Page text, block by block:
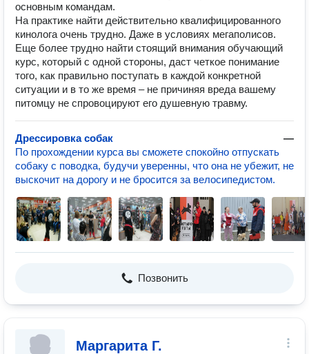
основным командам.
На практике найти действительно квалифицированного
кинолога очень трудно. Даже в условиях мегаполисов.
Еще более трудно найти стоящий внимания обучающий
курс, который с одной стороны, даст четкое понимание
того, как правильно поступать в каждой конкретной
ситуации и в то же время – не причиняя вреда вашему
питомцу не спровоцируют его душевную травму.
Дрессировка собак
—
По прохождении курса вы сможете спокойно отпускать
собаку с поводка, будучи уверенны, что она не убежит, не
выскочит на дорогу и не бросится за велосипедистом.
Позвонить
Маргарита Г.